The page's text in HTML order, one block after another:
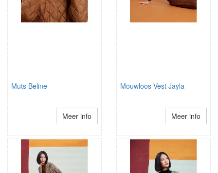
Muts Beline
Meer info
Mouwloos Vest Jayla
Meer info